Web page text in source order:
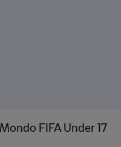
FIFA Under 17